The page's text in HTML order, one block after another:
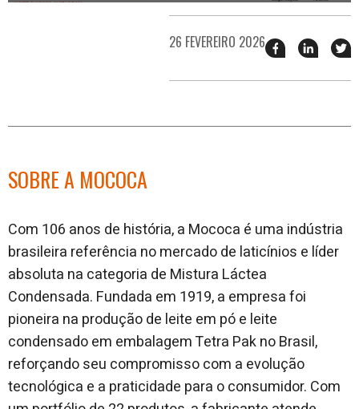
26 FEVEREIRO 2026 Compartilhar
esse
no
esse
no
SOBRE A MOCOCA
Com 106 anos de história, a Mococa é uma indústria
brasileira referência no mercado de laticínios e líder
absoluta na categoria de Mistura Láctea
Condensada. Fundada em 1919, a empresa foi
pioneira na produção de leite em pó e leite
condensado em embalagem Tetra Pak no Brasil,
reforçando seu compromisso com a evolução
tecnológica e a praticidade para o consumidor. Com